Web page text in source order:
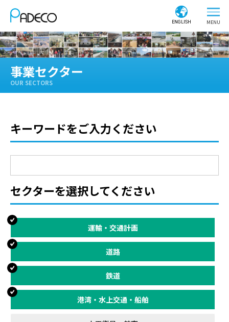
ENGLISH
事業セクター
OUR SECTORS
キーワードをご入力ください
セクターを選択してください
運輸・交通計画
道路
鉄道
港湾・水上交通・船舶